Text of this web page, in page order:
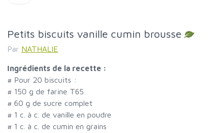
Petits biscuits vanille cumin brousse
Par NATHALIE
Ingrédients de la recette :
# Pour 20 biscuits :
# 150 g de farine T65
# 60 g de sucre complet
# 1 c. à c. de vanille en poudre
# 1 c. à c. de cumin en grains